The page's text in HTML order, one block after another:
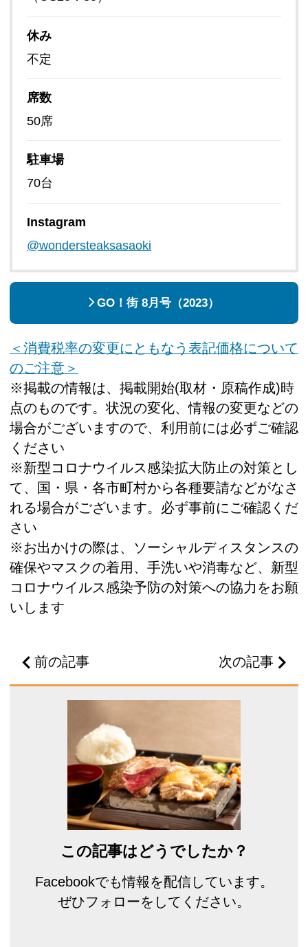
休み
不定
席数
50席
駐車場
70台
Instagram
@wondersteaksasaoki
GO！街 8月号（2023）
＜消費税率の変更にともなう表記価格について
のご注意＞
※掲載の情報は、掲載開始(取材・原稿作成)時
点のものです。状況の変化、情報の変更などの
場合がございますので、利用前には必ずご確認
ください
※新型コロナウイルス感染拡大防止の対策とし
て、国・県・各市町村から各種要請などがなさ
れる場合がございます。必ず事前にご確認くだ
さい
※お出かけの際は、ソーシャルディスタンスの
確保やマスクの着用、手洗いや消毒など、新型
コロナウイルス感染予防の対策への協力をお願
いします
前の記事 次の記事
この記事はどうでしたか？
Facebookでも情報を配信しています。
ぜひフォローをしてください。